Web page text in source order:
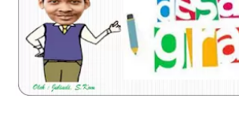
Sistem Komputer
Dasar Desain Grafis
Desain Media Interaktif